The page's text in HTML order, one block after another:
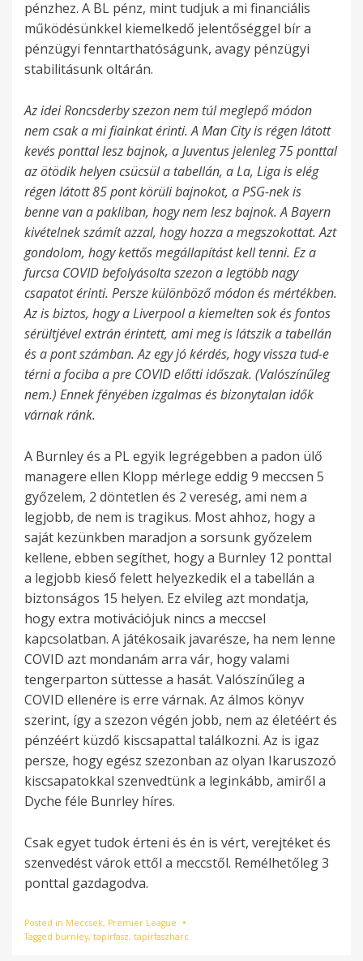
pénzhez. A BL pénz, mint tudjuk a mi financiális
működésünkkel kiemelkedő jelentőséggel bír a
pénzügyi fenntarthatóságunk, avagy pénzügyi
stabilitásunk oltárán.
Az idei Roncsderby szezon nem túl meglepő módon
nem csak a mi fiainkat érinti. A Man City is régen látott
kevés ponttal lesz bajnok, a Juventus jelenleg 75 ponttal
az ötödik helyen csücsül a tabellán, a La, Liga is elég
régen látott 85 pont körüli bajnokot, a PSG-nek is
benne van a pakliban, hogy nem lesz bajnok. A Bayern
kivételnek számít azzal, hogy hozza a megszokottat. Azt
gondolom, hogy kettős megállapítást kell tenni. Ez a
furcsa COVID befolyásolta szezon a legtöbb nagy
csapatot érinti. Persze különböző módon és mértékben.
Az is biztos, hogy a Liverpool a kiemelten sok és fontos
sérültjével extrán érintett, ami meg is látszik a tabellán
és a pont számban. Az egy jó kérdés, hogy vissza tud-e
térni a fociba a pre COVID előtti időszak. (Valószínűleg
nem.) Ennek fényében izgalmas és bizonytalan idők
várnak ránk.
A Burnley és a PL egyik legrégebben a padon ülő
managere ellen Klopp mérlege eddig 9 meccsen 5
győzelem, 2 döntetlen és 2 vereség, ami nem a
legjobb, de nem is tragikus. Most ahhoz, hogy a
saját kezünkben maradjon a sorsunk győzelem
kellene, ebben segíthet, hogy a Burnley 12 ponttal
a legjobb kieső felett helyezkedik el a tabellán a
biztonságos 15 helyen. Ez elvileg azt mondatja,
hogy extra motivációjuk nincs a meccsel
kapcsolatban. A játékosaik javarésze, ha nem lenne
COVID azt mondanám arra vár, hogy valami
tengerparton süttesse a hasát. Valószínűleg a
COVID ellenére is erre várnak. Az álmos könyv
szerint, így a szezon végén jobb, nem az életéért és
pénzéért küzdő kiscsapattal találkozni. Az is igaz
persze, hogy egész szezonban az olyan Ikaruszozó
kiscsapatokkal szenvedtünk a leginkább, amiről a
Dyche féle Bunrley híres.
Csak egyet tudok érteni és én is vért, verejtéket és
szenvedést várok ettől a meccstől. Remélhetőleg 3
ponttal gazdagodva.
Posted in Meccsek, Premier League
Tagged burnley, tapírfasz, tapírfaszharc